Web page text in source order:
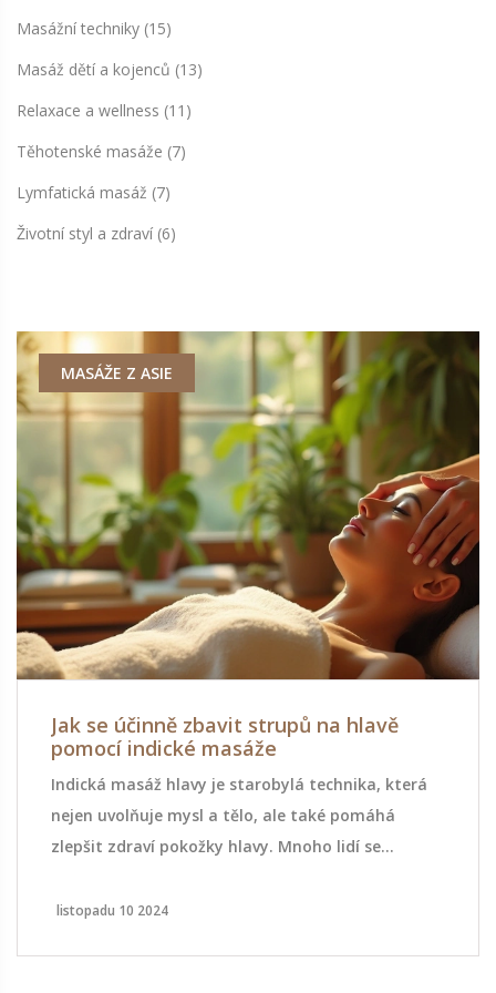
Masážní techniky (15)
Masáž dětí a kojenců (13)
Relaxace a wellness (11)
Těhotenské masáže (7)
Lymfatická masáž (7)
Životní styl a zdraví (6)
hlavě
která
pomáhá
lidí se
ZDRAVÍ A WELLNESS
Dornova metoda pro zdraví
průvodce a tipy pro wellness
Objevte Dornovu metodu jako součást
programu. Praktické tipy, zkušenosti
přínosy pro zdraví zad a prevenci